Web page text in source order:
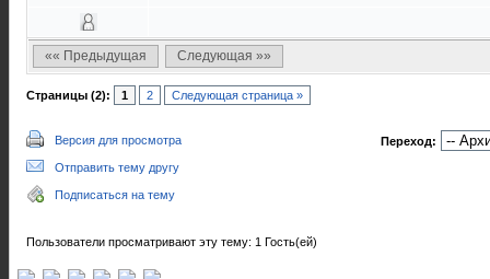
«« Предыдущая Следующая »»
Страницы (2): 1 2 Следующая страница »
Версия для просмотра
Отправить тему другу
Подписаться на тему
Переход:
Пользователи просматривают эту тему: 1 Гость(ей)